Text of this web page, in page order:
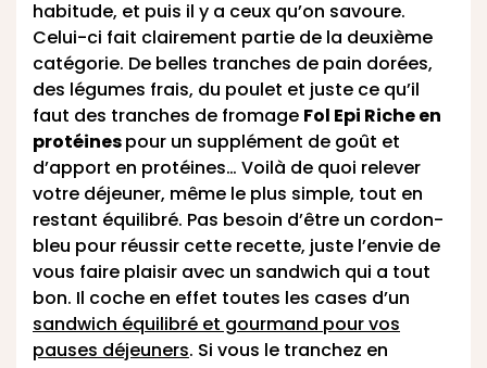
habitude, et puis il y a ceux qu’on savoure.
Celui-ci fait clairement partie de la deuxième
catégorie. De belles tranches de pain dorées,
des légumes frais, du poulet et juste ce qu’il
faut des tranches de fromage Fol Epi Riche en
protéinespour un supplément de goût et
d’apport en protéines… Voilà de quoi relever
votre déjeuner, même le plus simple, tout en
restant équilibré. Pas besoin d’être un cordon-
bleu pour réussir cette recette, juste l’envie de
vous faire plaisir avec un sandwich qui a tout
bon. Il coche en effet toutes les cases d’un
sandwich équilibré et gourmand pour vos
pauses déjeuners. Si vous le tranchez en